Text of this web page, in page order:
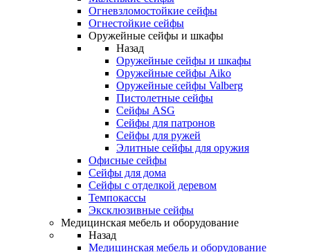
Огневзломостойкие сейфы
Огнестойкие сейфы
Оружейные сейфы и шкафы
Назад
Оружейные сейфы и шкафы
Оружейные сейфы Aiko
Оружейные сейфы Valberg
Пистолетные сейфы
Сейфы ASG
Сейфы для патронов
Сейфы для ружей
Элитные сейфы для оружия
Офисные сейфы
Сейфы для дома
Сейфы с отделкой деревом
Темпокассы
Эксклюзивные сейфы
Медицинская мебель и оборудование
Назад
Медицинская мебель и оборудование